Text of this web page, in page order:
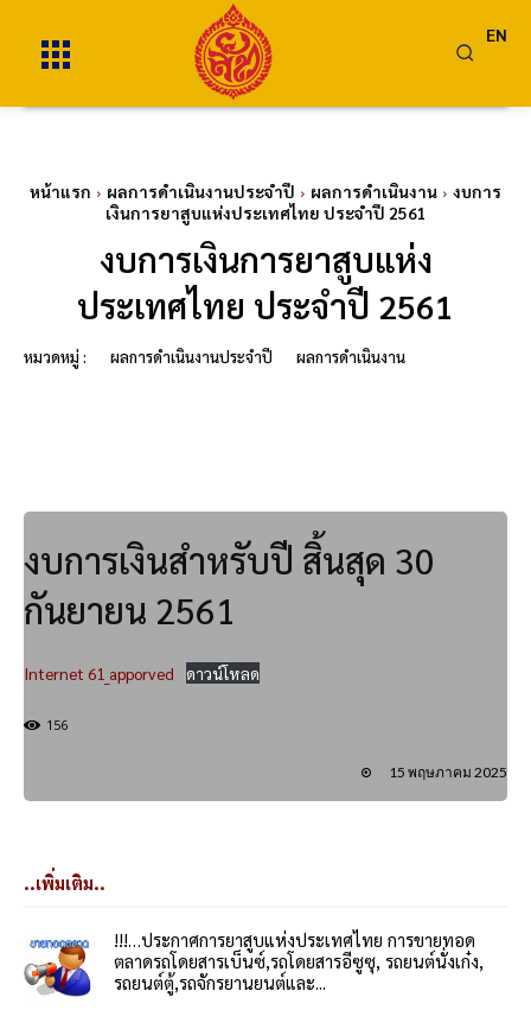
EN
หน้าแรก ผลการดำเนินงานประจำปี ผลการดำเนินงาน
งบการ
เงินการยาสูบแห่งประเทศไทย ประจำปี 2561
งบการเงินการยาสูบแห่ง
ประเทศไทย ประจำปี 2561
หมวดหมู่ : ผลการดำเนินงานประจำปี ผลการดำเนินงาน
งบการเงินสำหรับปี สิ้นสุด 30
กันยายน 2561
Internet 61_apporved ดาวน์โหลด
156
15 พฤษภาคม 2025
..เพิ่มเติม..
!!!…ประกาศการยาสูบแห่งประเทศไทย การขายทอด
ตลาดรถโดยสารเบ็นซ์,รถโดยสารอีซูซุ, รถยนต์นั่งเก๋ง,
รถยนต์ตู้,รถจักรยานยนต์และ...